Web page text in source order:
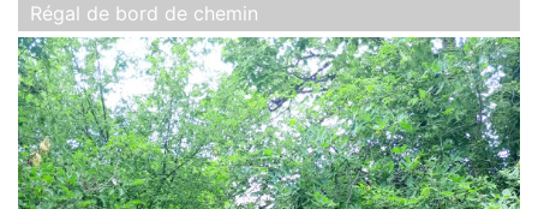
Régal de bord de chemin